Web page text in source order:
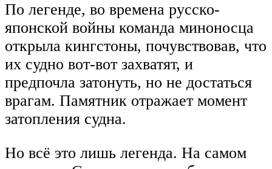
По легенде, во времена русско-
японской войны команда миноносца
открыла кингстоны, почувствовав, что
их судно вот-вот захватят, и
предпочла затонуть, но не достаться
врагам. Памятник отражает момент
затопления судна.
Но всё это лишь легенда. На самом